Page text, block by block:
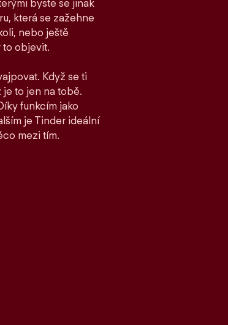
byste se jinak
která se zažehne
nebo ještě
to objevit.
Když se ti
je to jen na tobě.
funkcím jako
je Tinder ideální
mezi tím.